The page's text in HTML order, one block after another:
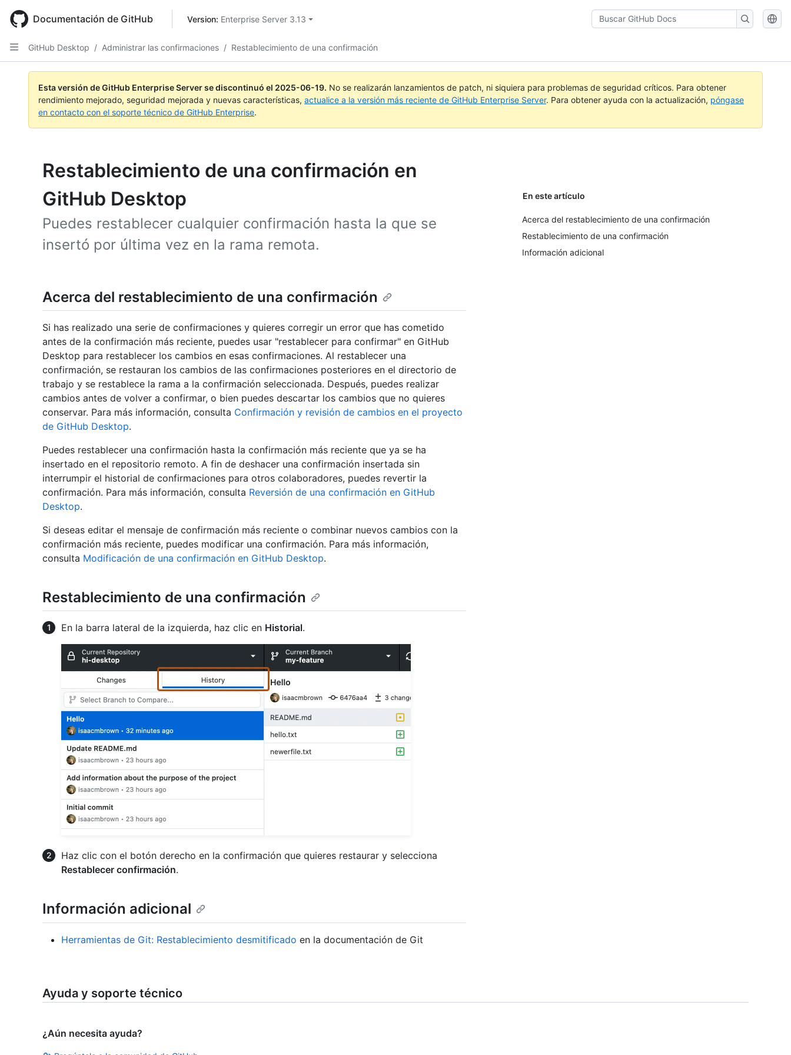
main
content
Documentación de GitHub Version: Enterprise Server 3.13
Buscar
GitHub
GitHub Desktop / Administrar las confirmaciones / Restablecimiento de una confirmación
Esta versión de GitHub Enterprise Server se discontinuó el 2025-06-19. No se realizarán lanzamientos de patch, ni siquiera para problemas de seguridad críticos. Para obtener
rendimiento mejorado, seguridad mejorada y nuevas características, actualice a la versión más reciente de GitHub Enterprise Server. Para obtener ayuda con la actualización, póngase
en contacto con el soporte técnico de GitHub Enterprise.
Restablecimiento de una confirmación en
GitHub Desktop
Puedes restablecer cualquier confirmación hasta la que se
insertó por última vez en la rama remota.
En este artículo
Acerca del restablecimiento de una confirmación
Restablecimiento de una confirmación
Información adicional
Acerca del restablecimiento de una confirmación
Si has realizado una serie de confirmaciones y quieres corregir un error que has cometido
antes de la confirmación más reciente, puedes usar "restablecer para confirmar" en GitHub
Desktop para restablecer los cambios en esas confirmaciones. Al restablecer una
confirmación, se restauran los cambios de las confirmaciones posteriores en el directorio de
trabajo y se restablece la rama a la confirmación seleccionada. Después, puedes realizar
cambios antes de volver a confirmar, o bien puedes descartar los cambios que no quieres
conservar. Para más información, consulta Confirmación y revisión de cambios en el proyecto
de GitHub Desktop.
Puedes restablecer una confirmación hasta la confirmación más reciente que ya se ha
insertado en el repositorio remoto. A fin de deshacer una confirmación insertada sin
interrumpir el historial de confirmaciones para otros colaboradores, puedes revertir la
confirmación. Para más información, consulta Reversión de una confirmación en GitHub
Desktop.
Si deseas editar el mensaje de confirmación más reciente o combinar nuevos cambios con la
confirmación más reciente, puedes modificar una confirmación. Para más información,
consulta Modificación de una confirmación en GitHub Desktop.
Restablecimiento de una confirmación
En la barra lateral de la izquierda, haz clic en Historial.
Haz clic con el botón derecho en la confirmación que quieres restaurar y selecciona
Restablecer confirmación.
Información adicional
Herramientas de Git: Restablecimiento desmitificado en la documentación de Git
Ayuda y soporte técnico
¿Aún necesita ayuda?